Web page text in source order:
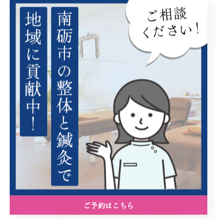
2026/07/22
2026/07/14
北京五輪代表と夏クロスカントリー練習会
タグ Tags
山崎大翔 あきた鹿角国スポ2025
インターハイ 山越涼平
ご予約はこちら